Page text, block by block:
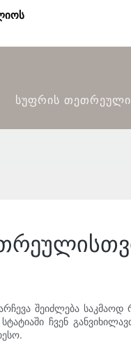
Სუფრის Თეთრეული
შეიძლება
ჩვენ